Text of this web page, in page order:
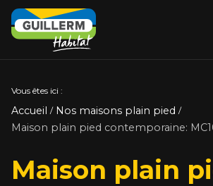
Vous êtes ici :
Accueil / Nos maisons plain pied /
Maison plain pied contemporaine:
Maison plain